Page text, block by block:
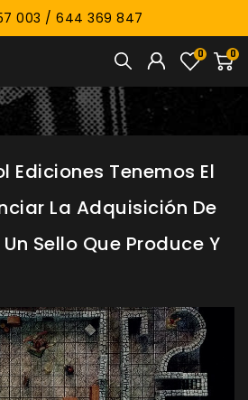
003 / 644 369 847
0
0
Ediciones Tenemos El
La Adquisición De
Sello Que Produce Y